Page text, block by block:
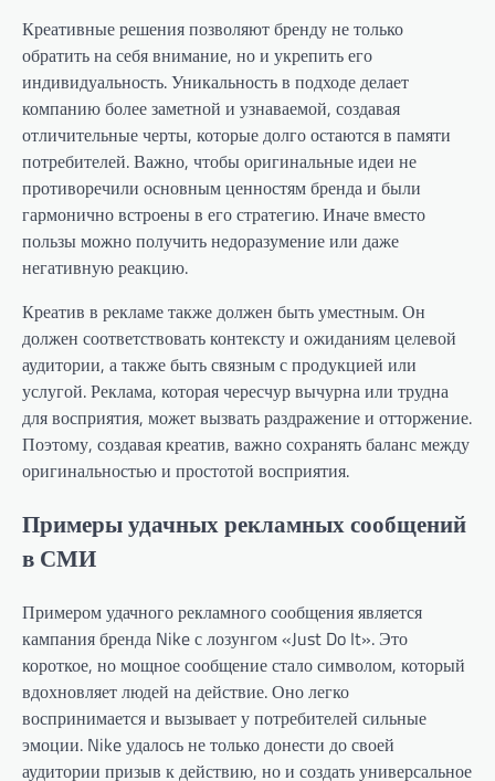
Креативные решения позволяют бренду не только
обратить на себя внимание, но и укрепить его
индивидуальность. Уникальность в подходе делает
компанию более заметной и узнаваемой, создавая
отличительные черты, которые долго остаются в памяти
потребителей. Важно, чтобы оригинальные идеи не
противоречили основным ценностям бренда и были
гармонично встроены в его стратегию. Иначе вместо
пользы можно получить недоразумение или даже
негативную реакцию.
Креатив в рекламе также должен быть уместным. Он
должен соответствовать контексту и ожиданиям целевой
аудитории, а также быть связным с продукцией или
услугой. Реклама, которая чересчур вычурна или трудна
для восприятия, может вызвать раздражение и отторжение.
Поэтому, создавая креатив, важно сохранять баланс между
оригинальностью и простотой восприятия.
Примеры удачных рекламных сообщений
в СМИ
Примером удачного рекламного сообщения является
кампания бренда Nike с лозунгом «Just Do It». Это
короткое, но мощное сообщение стало символом, который
вдохновляет людей на действие. Оно легко
воспринимается и вызывает у потребителей сильные
эмоции. Nike удалось не только донести до своей
аудитории призыв к действию, но и создать универсальное